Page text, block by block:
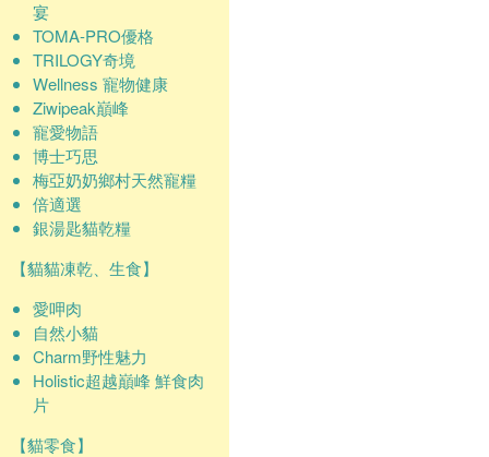
宴
TOMA-PRO優格
TRILOGY奇境
Wellness 寵物健康
Ziwipeak巔峰
寵愛物語
博士巧思
梅亞奶奶鄉村天然寵糧
倍適選
銀湯匙貓乾糧
【貓貓凍乾、生食】
愛呷肉
自然小貓
Charm野性魅力
Holistic超越巔峰 鮮食肉
片
【貓零食】